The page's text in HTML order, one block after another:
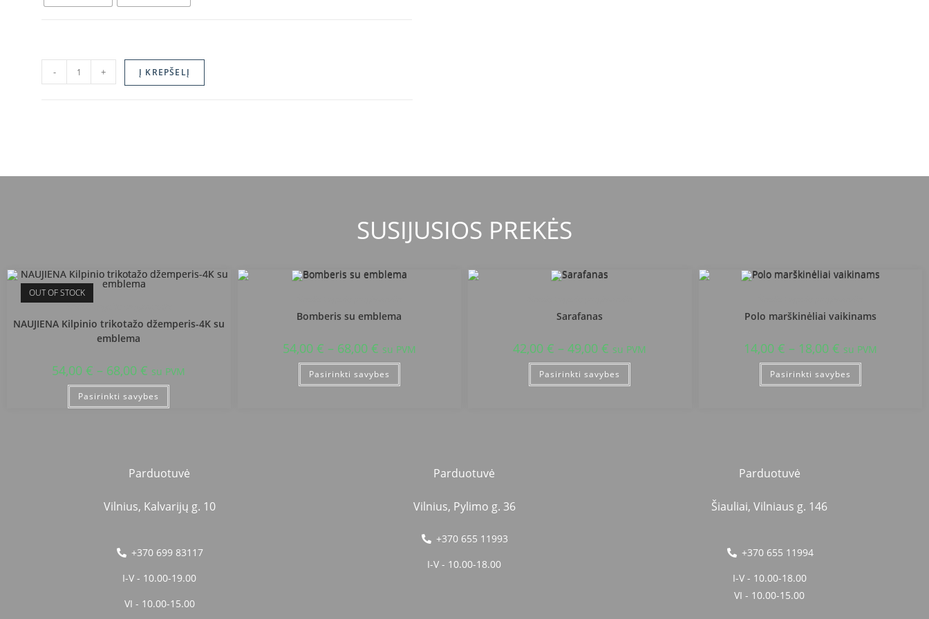
- + Į KREPŠELĮ
SUSIJUSIOS PREKĖS
OUT OF STOCK
Šiaulių Gegužių progimnazija
NAUJIENA Kilpinio trikotažo džemperis-4K su
emblema
54,00€ – 68,00€ su PVM
Pasirinkti savybes
Bomberis su emblema
54,00 € – 68,00 € su PVM
Pasirinkti savybes
Sarafanas
42,00€ – 49,00€ su PVM
Pasirinkti savybes
Polo marškinėliai vaikinams
14,00 € – 18,00 € su PVM
Pasirinkti savybes
Parduotuvė
Vilnius, Kalvarijų g. 10
+370 699 83117
I-V - 10.00-19.00
VI - 10.00-15.00
Parduotuvė
Vilnius, Pylimo g. 36
+370 655 11993
I-V - 10.00-18.00
Parduotuvė
Šiauliai, Vilniaus g. 146
+370 655 11994
I-V - 10.00-18.00
VI - 10.00-15.00